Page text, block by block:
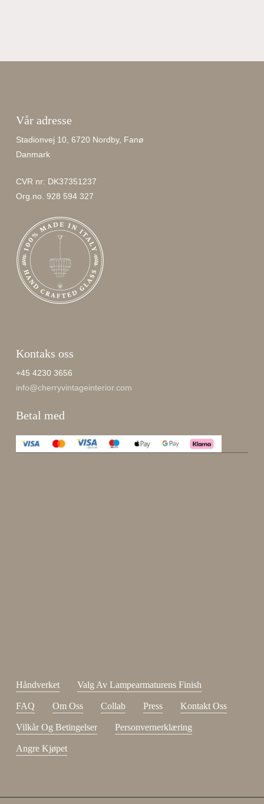
Delsum: 0,00NOK
Vår adresse
Stadionvej 10, 6720 Nordby, Fanø
Danmark
CVR nr: DK37351237
Org.no. 928 594 327
Kontaks oss
+45 4230 3656
info@cherryvintageinterior.com
Betal med
Håndverket Valg Av Lampearmaturens Finish
FAQ Om Oss Collab Press Kontakt Oss
Vilkår Og Betingelser Personvernerklæring
Angre Kjøpet